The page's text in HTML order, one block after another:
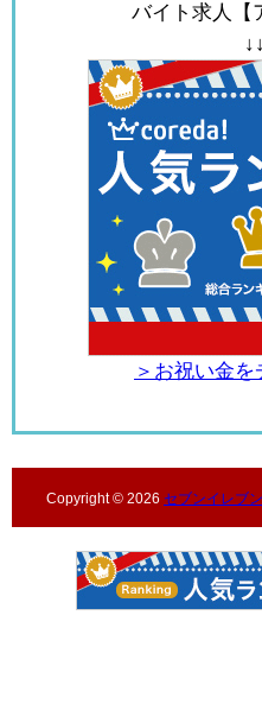
バイト求人【
＞お祝い金を
Copyright © 2026 セブンイレブ